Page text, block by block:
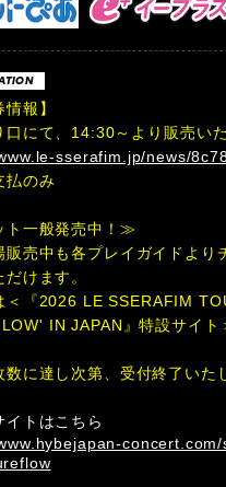
情報】
口にて、14:30～より販売いた
sserafim.jp/news/
払のみ
ト一般発売中！≫
販売中も各プレイガイドより
けます。
＜『2026 LE SSERAFIM
IN JAPAN』特設サイト
に達し次第、受付終了いた
トはこちら